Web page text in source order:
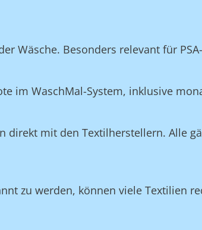
Wäsche. Besonders relevant für
im WaschMal-System, inklusive
direkt mit den Textilherstellern. Alle
zu werden, können viele Textilien